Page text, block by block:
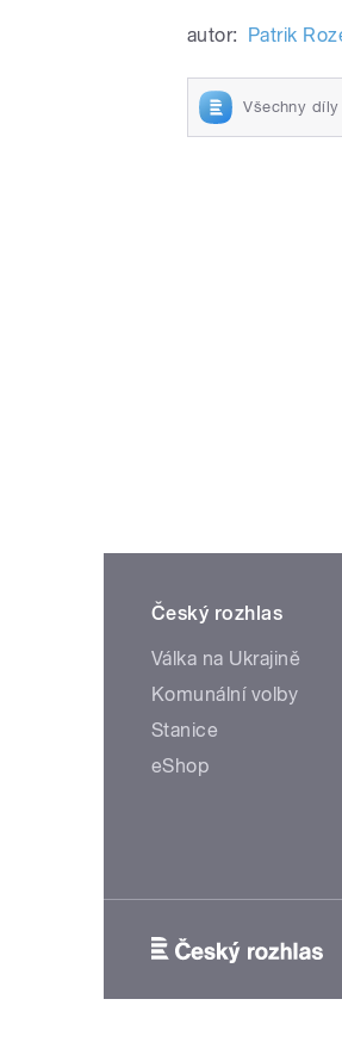
autor: Patrik
Všechny díly
Český rozhlas
Válka na Ukrajině
Komunální volby
Stanice
eShop